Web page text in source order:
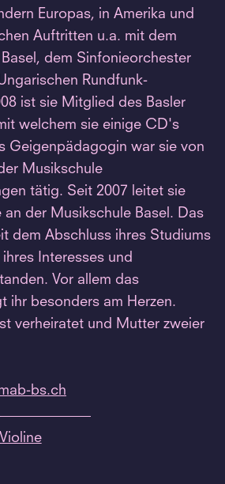
Europas, in Amerika und
Auftritten u.a. mit dem
dem Sinfonieorchester
Rundfunk-
ist sie Mitglied des Basler
welchem sie einige CD's
Geigenpädagogin war sie von
Musikschule
tätig. Seit 2007 leitet sie
an der Musikschule Basel. Das
dem Abschluss ihres Studiums
Interesses und
Vor allem das
ihr besonders am Herzen.
verheiratet und Mutter zweier
bs.ch
Violine